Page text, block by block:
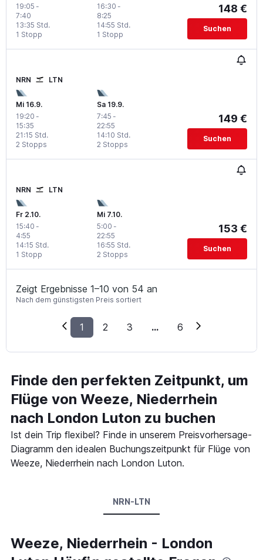
19:05 -
7:40
1 Stopp
13:35 Std.
16:30 -
8:25
1 Stopp
14:55 Std.
148 €
Suchen
NRN LTN
Mi 16.9.
19:20 -
15:35
2 Stopps
21:15 Std.
Sa 19.9.
7:45 -
22:55
2 Stopps
14:10 Std.
149 €
Suchen
NRN LTN
Fr 2.10.
15:40 -
4:55
1 Stopp
14:15 Std.
Mi 7.10.
5:00 -
22:55
2 Stopps
16:55 Std.
153 €
Suchen
Zeigt Ergebnisse 1–10 von 54 an
Nach dem günstigsten Preis sortiert
1 2 3 ... 6
Finde den perfekten Zeitpunkt, um
Flüge von Weeze, Niederrhein
nach London Luton zu buchen
Ist dein Trip flexibel? Finde in unserem Preisvorhersage-
Diagramm den idealen Buchungszeitpunkt für Flüge von
Weeze, Niederrhein nach London Luton.
NRN-LTN
Weeze, Niederrhein - London